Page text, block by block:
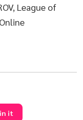
League of
it